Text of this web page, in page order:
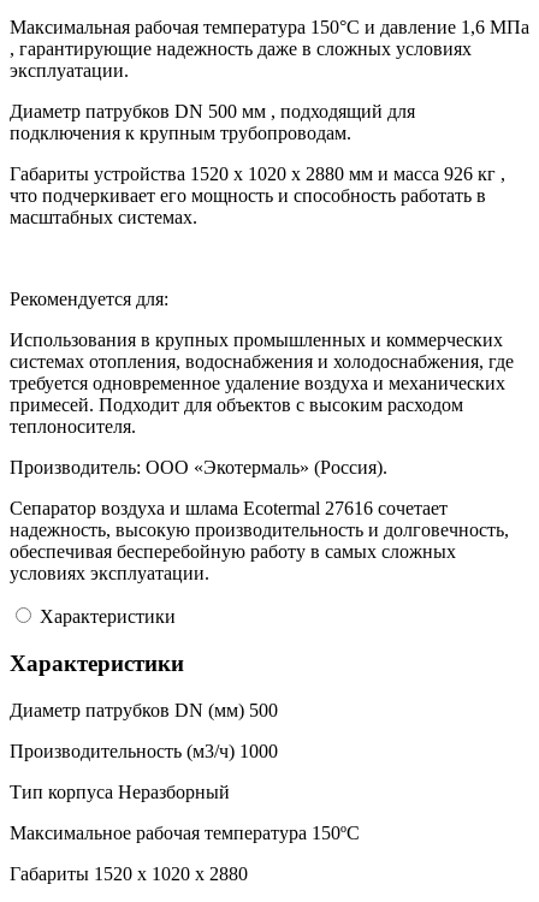
Максимальная рабочая температура 150°C и давление 1,6 МПа
, гарантирующие надежность даже в сложных условиях
эксплуатации.
Диаметр патрубков DN 500 мм , подходящий для
подключения к крупным трубопроводам.
Габариты устройства 1520 x 1020 x 2880 мм и масса 926 кг ,
что подчеркивает его мощность и способность работать в
масштабных системах.
Рекомендуется для:
Использования в крупных промышленных и коммерческих
системах отопления, водоснабжения и холодоснабжения, где
требуется одновременное удаление воздуха и механических
примесей. Подходит для объектов с высоким расходом
теплоносителя.
Производитель: ООО «Экотермаль» (Россия).
Сепаратор воздуха и шлама Ecotermal 27616 сочетает
надежность, высокую производительность и долговечность,
обеспечивая бесперебойную работу в самых сложных
условиях эксплуатации.
Характеристики
Характеристики
Диаметр патрубков DN (мм) 500
Производительность (м3/ч) 1000
Тип корпуса Неразборный
Максимальное рабочая температура 150ºC
Габариты 1520 x 1020 x 2880